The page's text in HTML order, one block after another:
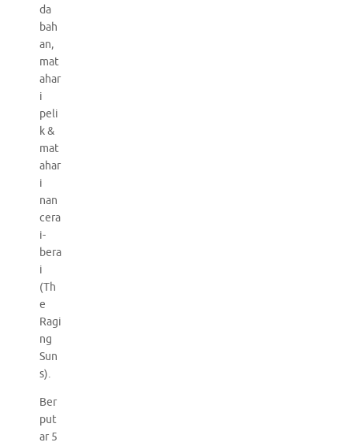
da
bah
an,
mat
ahar
i
peli
k &
mat
ahar
i
nan
cera
i-
bera
i
(Th
e
Ragi
ng
Sun
s).
Ber
put
ar 5